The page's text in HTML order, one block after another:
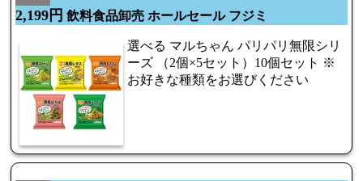
2,199円 飲料食品卸売 ホールセール フジミ
選べる マルちゃん パリパリ無限シリ
ーズ （2個×5セット）10個セット ※
お好きな種類をお選びください